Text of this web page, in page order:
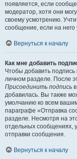
появляется, если
модератор, хотя они
своему усмотрению.
сообщение, если на него
Вернуться к началу
Как мне добавить
Чтобы добавить
личном разделе. После
Присоединить подпись
добавилась. Вы также
умолчанию ко всем
параграфе «Отправка
разделе. Несмотря на
отдельных сообщениях,
отправки сообщения.
Вернуться к началу